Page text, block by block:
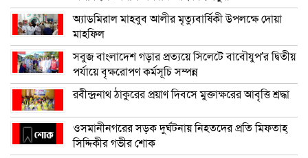
অ্যাডমিরাল মাহবুব আলীর মৃত্যুবার্ষিকী উপলক্ষে দোয়া
মাহফিল
সবুজ বাংলাদেশ গড়ার প্রত্যয়ে সিলেটে বাবৌযুপ’র দ্বিতীয়
পর্যায়ে বৃক্ষরোপণ কর্মসূচি সম্পন্ন
রবীন্দ্রনাথ ঠাকুরের প্রয়াণ দিবসে মুক্তাক্ষরের আবৃত্তি শ্রদ্ধা
ওসমানীনগরের সড়ক দুর্ঘটনায় নিহতদের প্রতি মিফতাহ্
সিদ্দিকীর গভীর শোক